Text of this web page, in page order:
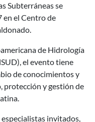
Subterráneas se
en el Centro de
de Hidrología
el evento tiene
de conocimientos y
protección y gestión de
invitados,